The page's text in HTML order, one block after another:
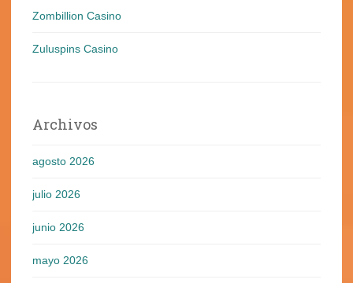
Zombillion Casino
Zuluspins Casino
Archivos
agosto 2026
julio 2026
junio 2026
mayo 2026